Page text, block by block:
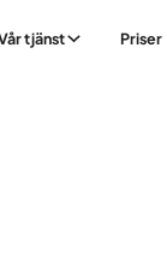
tjänst Priser